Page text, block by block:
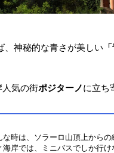
、神秘的な青さが美しい
人気の街ポジターノに立ち
時は、ソラーロ山頂上からの
岸では、ミニバスでしか行け